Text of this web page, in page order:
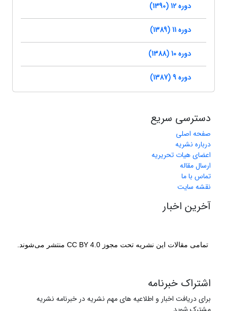
دوره 12 (1390)
دوره 11 (1389)
دوره 10 (1388)
دوره 9 (1387)
دسترسی سریع
صفحه اصلی
درباره نشریه
اعضای هیات تحریریه
ارسال مقاله
تماس با ما
نقشه سایت
آخرین اخبار
تمامی مقالات این نشریه تحت مجوز CC BY 4.0 منتشر می‌شوند.
اشتراک خبرنامه
برای دریافت اخبار و اطلاعیه های مهم نشریه در خبرنامه نشریه